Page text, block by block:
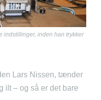
indstillinger, inden han trykker
Lars Nissen, tænder
ilt – og så er det bare